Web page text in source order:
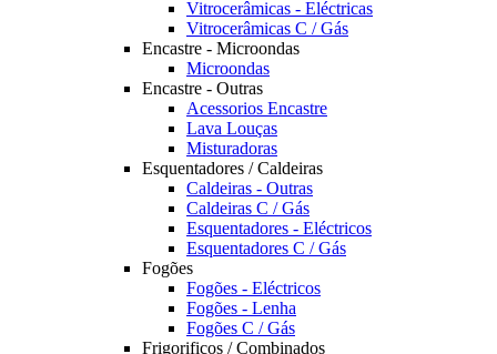
Vitrocerâmicas - Eléctricas
Vitrocerâmicas C / Gás
Encastre - Microondas
Microondas
Encastre - Outras
Acessorios Encastre
Lava Louças
Misturadoras
Esquentadores / Caldeiras
Caldeiras - Outras
Caldeiras C / Gás
Esquentadores - Eléctricos
Esquentadores C / Gás
Fogões
Fogões - Eléctricos
Fogões - Lenha
Fogões C / Gás
Frigorificos / Combinados